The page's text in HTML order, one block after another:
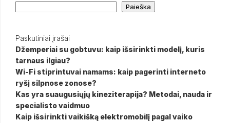
Paieška
Paskutiniai įrašai
Džemperiai su gobtuvu: kaip išsirinkti modelį, kuris
tarnaus ilgiau?
Wi-Fi stiprintuvai namams: kaip pagerinti interneto
ryšį silpnose zonose?
Kas yra suaugusiųjų kineziterapija? Metodai, nauda ir
specialisto vaidmuo
Kaip išsirinkti vaikišką elektromobilį pagal vaiko